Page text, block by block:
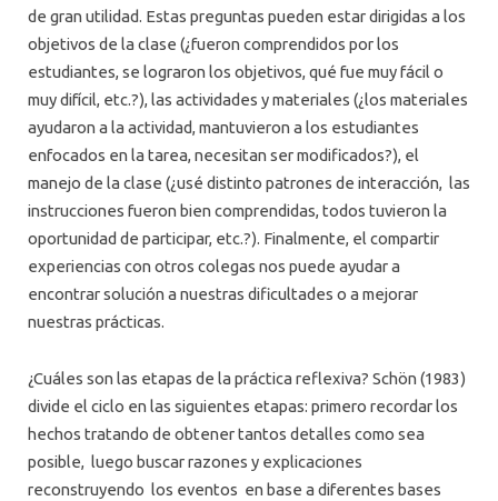
de gran utilidad. Estas preguntas pueden estar dirigidas a los
objetivos de la clase (¿fueron comprendidos por los
estudiantes, se lograron los objetivos, qué fue muy fácil o
muy difícil, etc.?), las actividades y materiales (¿los materiales
ayudaron a la actividad, mantuvieron a los estudiantes
enfocados en la tarea, necesitan ser modificados?), el
manejo de la clase (¿usé distinto patrones de interacción, las
instrucciones fueron bien comprendidas, todos tuvieron la
oportunidad de participar, etc.?). Finalmente, el compartir
experiencias con otros colegas nos puede ayudar a
encontrar solución a nuestras dificultades o a mejorar
nuestras prácticas.
¿Cuáles son las etapas de la práctica reflexiva? Schön (1983)
divide el ciclo en las siguientes etapas: primero recordar los
hechos tratando de obtener tantos detalles como sea
posible, luego buscar razones y explicaciones
reconstruyendo los eventos en base a diferentes bases